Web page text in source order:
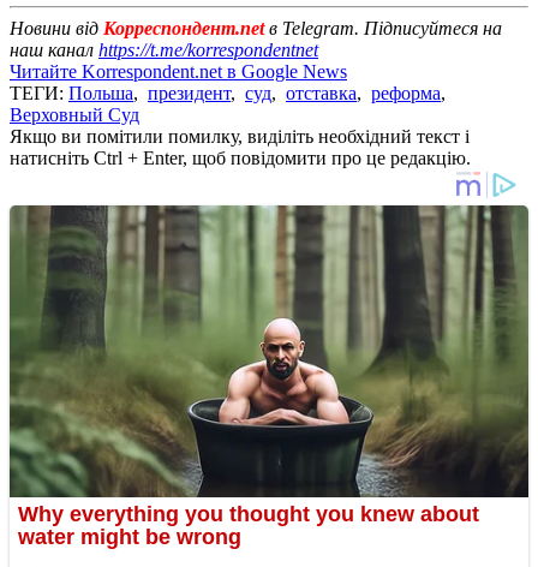
Новини від Корреспондент.netв Telegram. Підписуйтеся на
наш канал https://t.me/korrespondentnet
Читайте Korrespondent.net в Google News
ТЕГИ: Польша, президент, суд, отставка, реформа,
Верховный Суд
Якщо ви помітили помилку, виділіть необхідний текст і
натисніть Ctrl + Enter, щоб повідомити про це редакцію.